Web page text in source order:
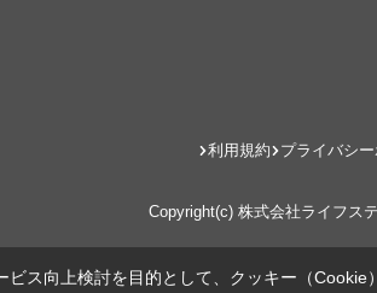
利用規約 プライバシ
Copyright(c) 株式会社ライフス
ス向上検討を目的として、クッキー（Cookie